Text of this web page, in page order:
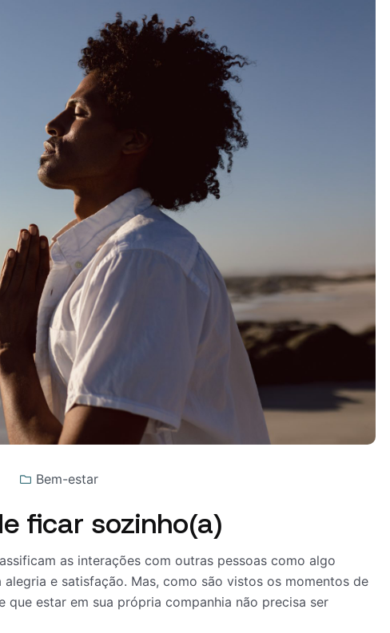
Bem-estar
ficar sozinho(a)
as interações com outras pessoas como algo
e satisfação. Mas, como são vistos os momentos de
que estar em sua própria companhia não precisa ser